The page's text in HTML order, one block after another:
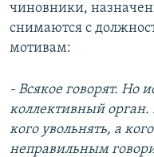
чиновники,
снимаются с
мотивам:
- Всякое говорят. Но
коллективный орган.
кого увольнять, а
неправильным